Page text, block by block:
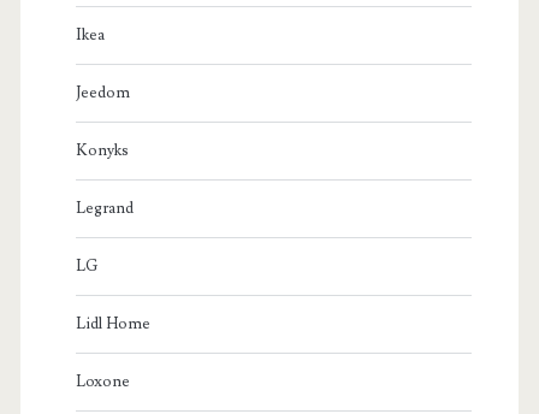
Ikea
Jeedom
Konyks
Legrand
LG
Lidl Home
Loxone